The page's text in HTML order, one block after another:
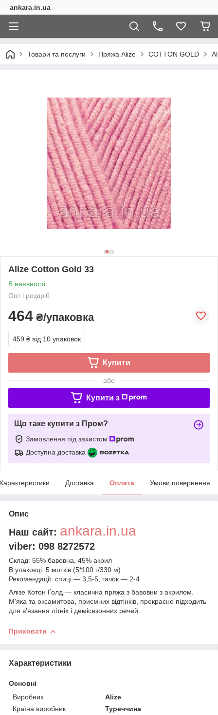
ankara.in.ua
Товари та послуги Пряжа Alize COTTON GOLD
Alize Cotton Gold 33
В наявності
Опт і роздріб
464 ₴/упаковка
459 ₴ від 10 упаковок
Купити
або
Купити з
Що таке купити з Пром?
Замовлення під захистом
Доступна доставка
Доставка Оплата Умови повернення
Опис
Наш сайт: ankara.in.ua
viber: 098 8272572
Склад: 55% бавовна, 45% акрил
В упаковці: 5 мотків (5*100 г/330 м)
Рекомендації: спиці — 3,5-5, гачок — 2-4
Алізе Котон Ґолд — класична пряжа з бавовни з акрилом.
М'яка та оксамитова, приємних відтінків, прекрасно підходить
для в'язання літніх і демісезонних речей.
Приховати
Характеристики
Основні
Виробник
Alize
Країна виробник
Туреччина